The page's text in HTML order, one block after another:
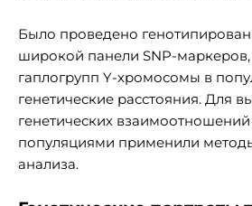
Было проведено
широкой панели SNP-маркеров,
гаплогрупп Y-хромосомы в
генетические расстояния. Для
генетических
популяциями применили
анализа.